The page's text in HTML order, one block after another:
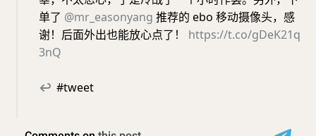
单了 @mr_easonyang 推荐的 ebo 移动摄像头，感
谢！后面外出也能放心点了！ https://t.co/gDeK21q
3nQ
↩ #tweet